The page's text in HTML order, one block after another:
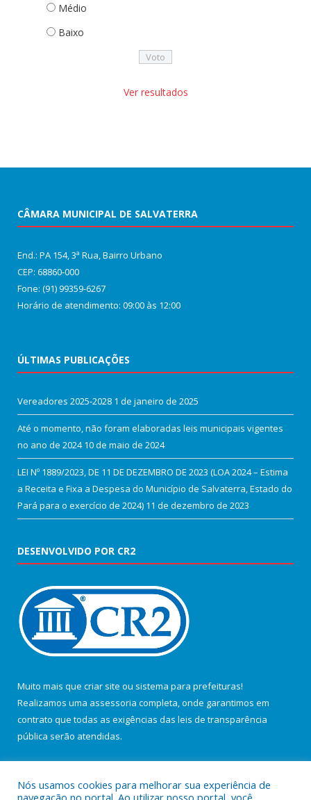
Médio
Baixo
Ver resultados
CÂMARA MUNICIPAL DE SALVATERRA
End.: PA 154, 3ª Rua, Bairro Urbano
CEP: 68860‑000
Fone: (91) 99359-6267
Horário de atendimento: 09:00 às 12:00
ÚLTIMAS PUBLICAÇÕES
Vereadores 2025-2028 1 de janeiro de 2025
Até o momento, não foram elaboradas leis municipais vigentes
no ano de 2024 10 de maio de 2024
LEI Nº 1889/2023, DE 11 DE DEZEMBRO DE 2023 (LOA 2024 – Estima
a Receita e Fixa a Despesa do Município de Salvaterra, Estado do
Pará para o exercício de 2024) 11 de dezembro de 2023
DESENVOLVIDO POR CR2
Muito mais que criar site ou sistema para prefeituras!
Realizamos uma assessoria completa, onde garantimos em
contrato que todas as exigências das leis de transparência
pública serão atendidas.
Nós usamos cookies para melhorar sua experiência de
navegação no portal. Ao utilizar nosso portal, você